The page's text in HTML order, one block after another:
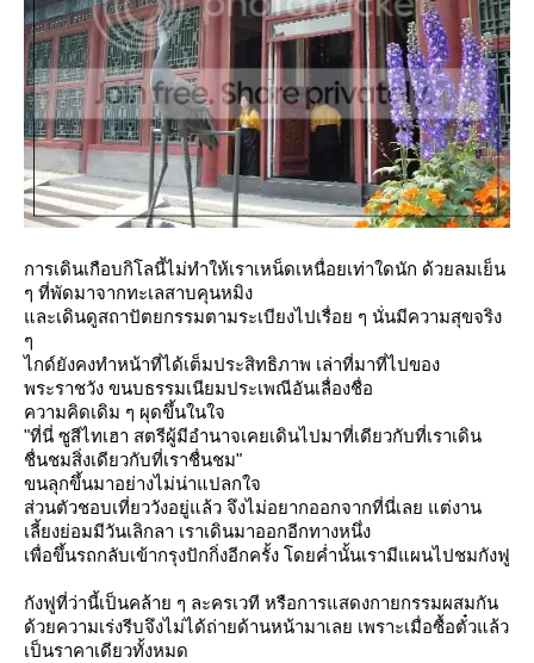
การเดินเกือบกิโลนี้ไม่ทำให้เราเหน็ดเหนื่อยเท่าใดนัก ด้วยลมเย็น
ๆ ที่พัดมาจากทะเลสาบคุนหมิง
ละเดินดูสถาปัตยกรรมตามระเบียงไปเรื่อย ๆ นั่นมีความสุขจริง
ๆ
ไกด์ยังคงทำหน้าที่ได้เต็มประสิทธิภาพ เล่าที่มาที่ไปของ
พระราชวัง ขนบธรรมเนียมประเพณีอันเลื่องชื่อ
ความคิดเดิม ๆ ผุดขึ้นในใจ
"ที่นี่ ซูสีไทเฮา สตรีผู้มีอำนาจเคยเดินไปมาที่เดียวกับที่เราเดิน
ชื่นชมสิ่งเดียวกับที่เราชื่นชม"
ขนลุกขึ้นมาอย่างไม่น่าแปลกใจ
ส่วนตัวชอบเที่ยววังอยู่แล้ว จึงไม่อยากออกจากที่นี่เลย แต่งาน
เลี้ยงย่อมมีวันเลิกลา เราเดินมาออกอีกทางหนึ่ง
เพื่อขึ้นรถกลับเข้ากรุงปักกิ่งอีกครั้ง โดยค่ำนั้นเรามีแผนไปชมกังฟู
กังฟูที่ว่านี้เป็นคล้าย ๆ ละครเวที หรือการแสดงกายกรรมผสมกัน
ด้วยความเร่งรีบจึงไม่ได้ถ่ายด้านหน้ามาเลย เพราะเมื่อซื้อตั๋วแล้ว
เป็นราคาเดียวทั้งหมด